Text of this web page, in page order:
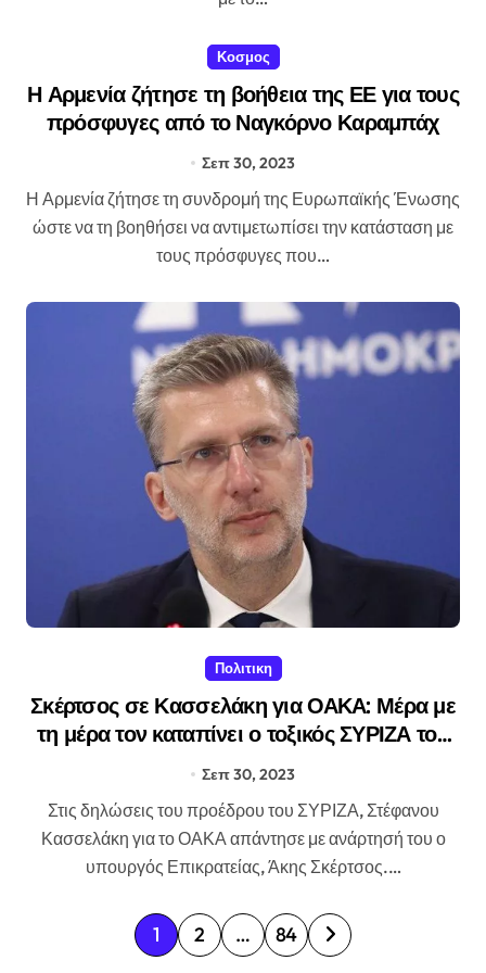
Κοσμος
Η Αρμενία ζήτησε τη βοήθεια της ΕΕ για τους
πρόσφυγες από το Ναγκόρνο Καραμπάχ
Σεπ 30, 2023
Η Αρμενία ζήτησε τη συνδρομή της Ευρωπαϊκής Ένωσης
ώστε να τη βοηθήσει να αντιμετωπίσει την κατάσταση με
τους πρόσφυγες που…
Πολιτικη
Σκέρτσος σε Κασσελάκη για ΟΑΚΑ: Μέρα με
τη μέρα τον καταπίνει ο τοξικός ΣΥΡΙΖΑ του
Σεπ 30, 2023
Στις δηλώσεις του προέδρου του ΣΥΡΙΖΑ, Στέφανου
Κασσελάκη για το ΟΑΚΑ απάντησε με ανάρτησή του ο
υπουργός Επικρατείας, Άκης Σκέρτσος.…
Σ
ε
1 2 … 84